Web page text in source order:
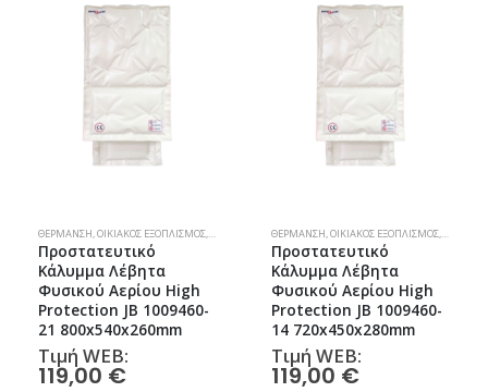
ΜΟΝΆΔΩΝ,ΣΠΊΤΙ,ΣΠΊΤΙ & ΚΉΠΟΣ,ΦΥΣΙΚΌ ΑΈΡΙΟ
ΘΈΡΜΑΝΣΗ,ΟΙΚΙΑΚΌΣ ΕΞΟΠΛΙΣΜΌΣ, ΠΡΟΣΤΑΤΕΥΤΙΚΆ ΜΟΝΆΔΩΝ,ΣΠΊΤΙ,ΣΠΊΤΙ & ΚΉΠΟΣ,ΦΥΣΙΚΌ
Προστατευτικό
Κάλυμμα Λέβητα
Φυσικού Αερίου High
Protection JB 1009460-
21 800x540x260mm
Τιμή WEB:
119,00 €
ΘΈΡΜΑΝΣΗ,ΟΙΚΙΑΚΌΣ ΕΞΟΠΛΙΣΜΌΣ,
Προστατευτικό
Κάλυμμα Λέβητα
Φυσικού Αερίου High
Protection JB 1009460-
14 720x450x280mm
Τιμή WEB:
119,00 €